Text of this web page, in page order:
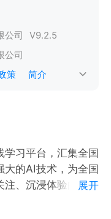
公司 V9.2.5
公司
策 简介
学习平台，汇集全国
大的AI技术，为全国
注、沉浸体验的提升
展开